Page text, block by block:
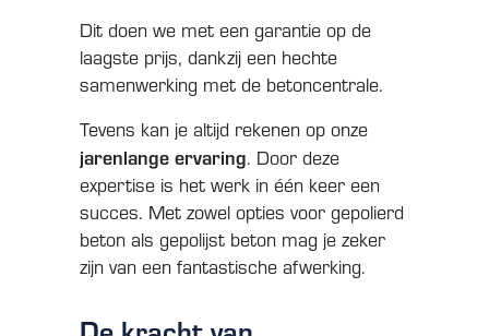
Dit doen we met een garantie op de
laagste prijs, dankzij een hechte
samenwerking met de betoncentrale.
Tevens kan je altijd rekenen op onze
jarenlange ervaring. Door deze
expertise is het werk in één keer een
succes. Met zowel opties voor gepolierd
beton als gepolijst beton mag je zeker
zijn van een fantastische afwerking.